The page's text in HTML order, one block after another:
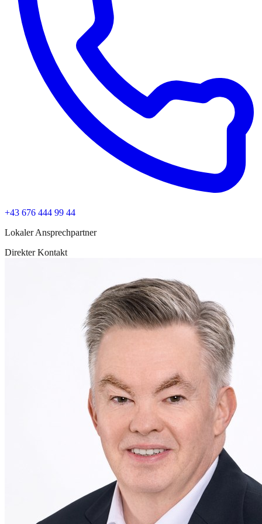
+43 676 444 99 44
Lokaler Ansprechpartner
Direkter Kontakt